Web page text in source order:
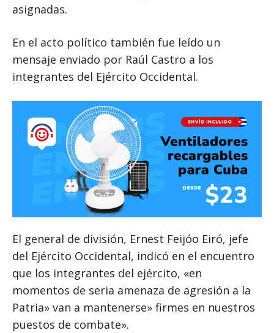
asignadas.
En el acto político también fue leído un
mensaje enviado por Raúl Castro a los
integrantes del Ejército Occidental.
El general de división, Ernest Feijóo Eiró, jefe
del Ejército Occidental, indicó en el encuentro
que los integrantes del ejército, «en
momentos de seria amenaza de agresión a la
Patria» van a mantenerse» firmes en nuestros
puestos de combate».